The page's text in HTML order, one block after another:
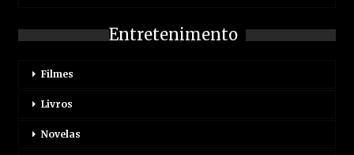
Entretenimento
Filmes
Livros
Novelas